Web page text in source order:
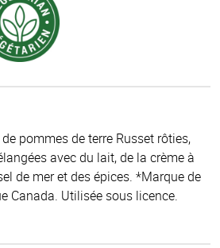
pommes de terre Russet rôties,
avec du lait, de la crème à
de mer et des épices. *Marque de
Canada. Utilisée sous licence.